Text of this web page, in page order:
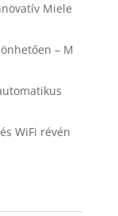
Miele
– M
WiFi révén